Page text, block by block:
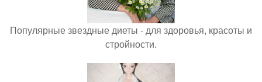
Популярные звездные диеты - для здоровья, красоты и
стройности.